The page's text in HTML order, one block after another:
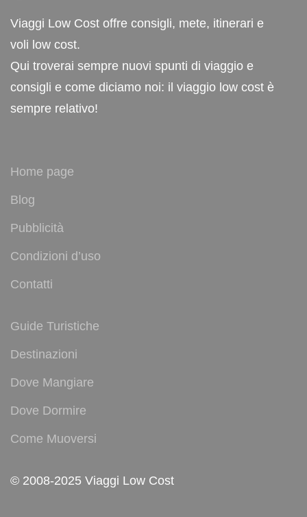
Viaggi Low Cost offre consigli, mete, itinerari e
voli low cost.
Qui troverai sempre nuovi spunti di viaggio e
consigli e come diciamo noi: il viaggio low cost è
sempre relativo!
Home page
Blog
Pubblicità
Condizioni d’uso
Contatti
Guide Turistiche
Destinazioni
Dove Mangiare
Dove Dormire
Come Muoversi
© 2008-2025 Viaggi Low Cost